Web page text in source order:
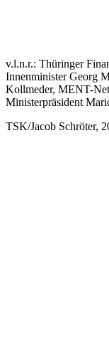
v.l.n.r.: Thüringer
Innenminister Georg
Kollmeder, MENT-
Ministerpräsident
TSK/Jacob Schröter,